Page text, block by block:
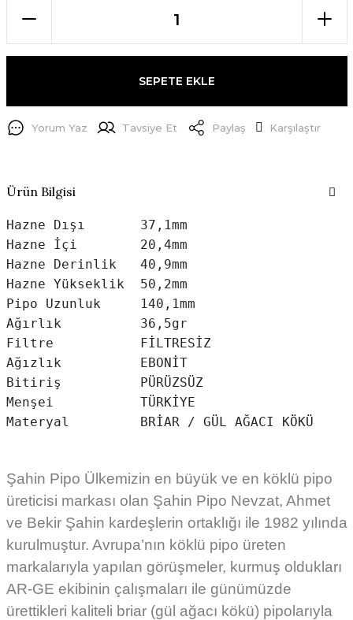
SEPETE EKLE
Yorum Yaz Tavsiye Et Paylaş Karşılaştır
Ürün Bilgisi
Hazne Dışı       37,1mm
Hazne İçi        20,4mm
Hazne Derinlik   40,9mm
Hazne Yükseklik  50,2mm
Pipo Uzunluk     140,1mm
Ağırlık          36,5gr
Filtre           FİLTRESİZ
Ağızlık          EBONİT
Bitiriş          PÜRÜZSÜZ
Menşei           TÜRKİYE
Şahin Pipo Ülkemizin en büyük ve en köklü pipo
üreticisi markası olan Şahin Pipo Nevzat, Ahmet
ve Bekir Şahin kardeşlerin ortaklığı ile 1982 yılında
kurulmuştur. Avrupa’nın köklü pipo üreten
markalarıyla yapılan görüşmeler, kurmuş oldukları
AR-GE ekibinin çalışmaları ile günümüzde
ürettikleri kaliteli briar (gül ağacı kökü) pipolarıyla